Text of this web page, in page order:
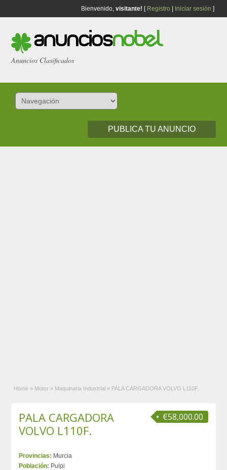
Bienvenido, visitante! [ Registro Iniciar sesión ]
Anuncios Clasificados
PUBLICA TU ANUNCIO
Home » Motor » Maquinaria Industrial » PALA CARGADORA VOLVO L110F.
€58,000.00
PALA CARGADORA
VOLVO L110F.
Provincias: Murcia
Población: Pulpi